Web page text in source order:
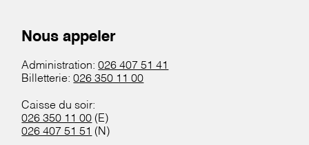
Nous appeler
Administration:026 407 51 41
Billetterie:026 350 11 00
Caisse du soir:
026 350 11 00 (E)
026 407 51 51 (N)